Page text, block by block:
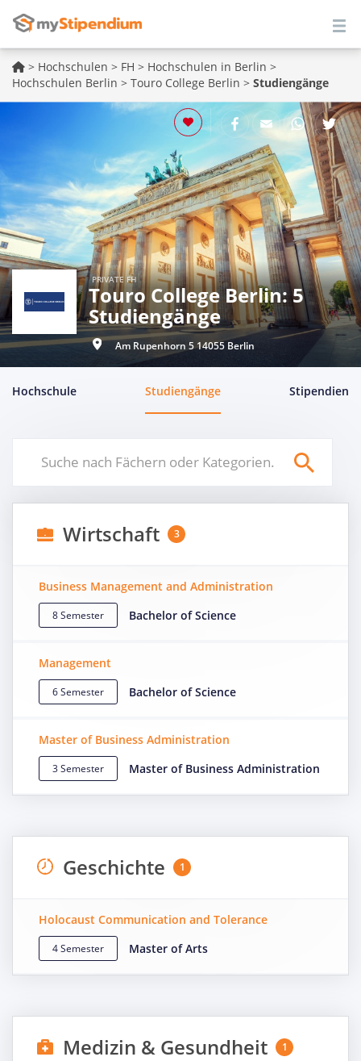
> Hochschulen > FH > Hochschulen in Berlin >
Hochschulen Berlin > Touro College Berlin > Studiengänge
PRIVATE FH
Touro College Berlin: 5
Studiengänge
Am Rupenhorn 5 14055 Berlin
Hochschule Studiengänge Stipendien
Wirtschaft 3
Business Management and Administration
8 Semester Bachelor of Science
Management
6 Semester Bachelor of Science
Master of Business Administration
3 Semester Master of Business Administration
Geschichte 1
Holocaust Communication and Tolerance
4 Semester Master of Arts
Medizin & Gesundheit 1